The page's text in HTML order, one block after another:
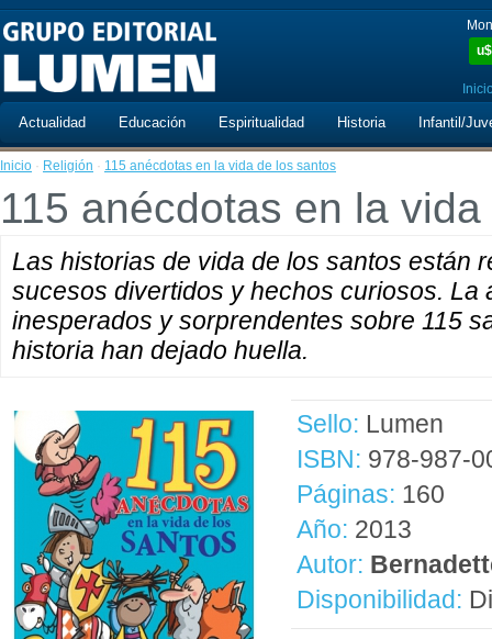
u$
Actualidad Educación Espiritualidad Historia Infantil/
Inicio · Religión · 115 anécdotas en la vida de los santos
115 anécdotas en la
Las historias de vida de los santos están
sucesos divertidos y hechos curiosos. La
inesperados y sorprendentes sobre 115
historia han dejado huella.
Sello: Lumen
ISBN: 978-987-
Páginas: 160
Año: 2013
Autor:
Disponibilidad: